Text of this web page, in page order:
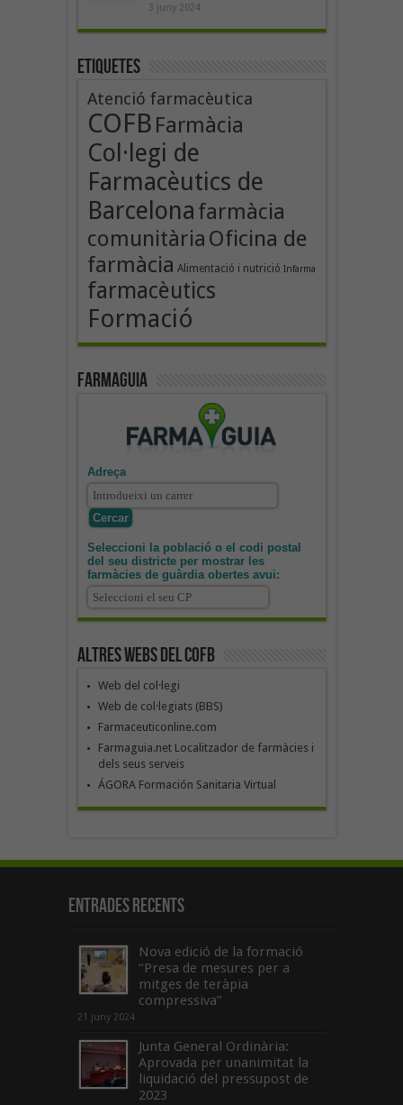
3 juny 2024
Etiquetes
Atenció farmacèutica
COFB Farmàcia
Col·legi de
Farmacèutics de
Barcelona farmàcia
comunitària Oficina de
farmàcia Alimentació i nutrició Infarma
farmacèutics
Formació
Farmaguia
Adreça
Seleccioni la població o el codi postal
del seu districte per mostrar les
farmàcies de guàrdia obertes avui:
Altres webs del COFB
Web del col·legi
Web de col·legiats (BBS)
Farmaceuticonline.com
Farmaguia.net Localitzador de farmàcies i
dels seus serveis
ÁGORA Formación Sanitaria Virtual
Entrades recents
Nova edició de la formació
“Presa de mesures per a
mitges de teràpia
compressiva”
21 juny 2024
Junta General Ordinària:
Aprovada per unanimitat la
liquidació del pressupost de
2023